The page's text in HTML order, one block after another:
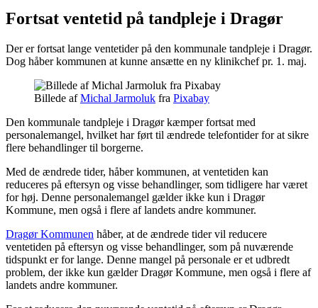
Fortsat ventetid på tandpleje i Dragør
Der er fortsat lange ventetider på den kommunale tandpleje i Dragør.
Dog håber kommunen at kunne ansætte en ny klinikchef pr. 1. maj.
Billede afMichal Jarmoluk fra Pixabay
Den kommunale tandpleje i Dragør kæmper fortsat med
personalemangel, hvilket har ført til ændrede telefontider for at sikre
flere behandlinger til borgerne.
Med de ændrede tider, håber kommunen, at ventetiden kan
reduceres på eftersyn og visse behandlinger, som tidligere har været
for høj. Denne personalemangel gælder ikke kun i Dragør
Kommune, men også i flere af landets andre kommuner.
Dragør Kommunen håber, at de ændrede tider vil reducere
ventetiden på eftersyn og visse behandlinger, som på nuværende
tidspunkt er for lange. Denne mangel på personale er et udbredt
problem, der ikke kun gælder Dragør Kommune, men også i flere af
landets andre kommuner.